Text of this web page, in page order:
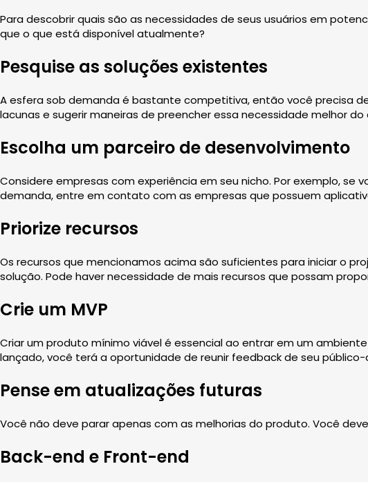
Para descobrir quais são as necessidades de seus usuários em
que o que está disponível atualmente?
Pesquise as soluções existentes
A esfera sob demanda é bastante competitiva, então você precisa
lacunas e sugerir maneiras de preencher essa necessidade melhor
Escolha um parceiro de desenvolvimento
Considere empresas com experiência em seu nicho. Por exemplo,
demanda, entre em contato com as empresas que possuem
Priorize recursos
Os recursos que mencionamos acima são suficientes para iniciar o
solução. Pode haver necessidade de mais recursos que possam
Crie um MVP
Criar um produto mínimo viável é essencial ao entrar em um
lançado, você terá a oportunidade de reunir feedback de seu
Pense em atualizações futuras
Você não deve parar apenas com as melhorias do produto. Você
Back-end e Front-end